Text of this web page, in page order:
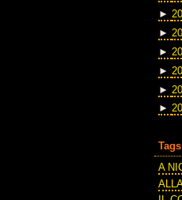
►
►
►
►
►
►
Tags
A